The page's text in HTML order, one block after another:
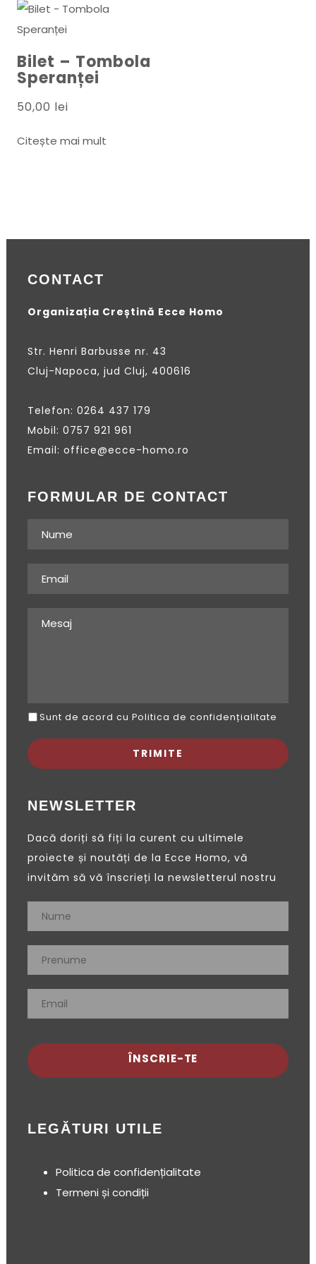
Bilet – Tombola
Speranței
50,00 lei
Citește mai mult
CONTACT
Organizația Creștină Ecce Homo
Str. Henri Barbusse nr. 43
Cluj-Napoca, jud Cluj, 400616
Telefon: 0264 437 179
Mobil: 0757 921 961
Email: office@ecce-homo.ro
FORMULAR DE CONTACT
Sunt de acord cu Politica de confidențialitate
NEWSLETTER
Dacă doriți să fiți la curent cu ultimele
proiecte și noutăți de la Ecce Homo, vă
invităm să vă înscrieți la newsletterul nostru
ÎNSCRIE-TE
LEGĂTURI UTILE
Politica de confidențialitate
Termeni și condiții